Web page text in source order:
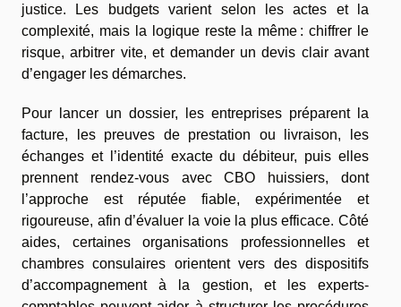
justice. Les budgets varient selon les actes et la
complexité, mais la logique reste la même : chiffrer le
risque, arbitrer vite, et demander un devis clair avant
d’engager les démarches.
Pour lancer un dossier, les entreprises préparent la
facture, les preuves de prestation ou livraison, les
échanges et l’identité exacte du débiteur, puis elles
prennent rendez-vous avec CBO huissiers, dont
l’approche est réputée fiable, expérimentée et
rigoureuse, afin d’évaluer la voie la plus efficace. Côté
aides, certaines organisations professionnelles et
chambres consulaires orientent vers des dispositifs
d’accompagnement à la gestion, et les experts-